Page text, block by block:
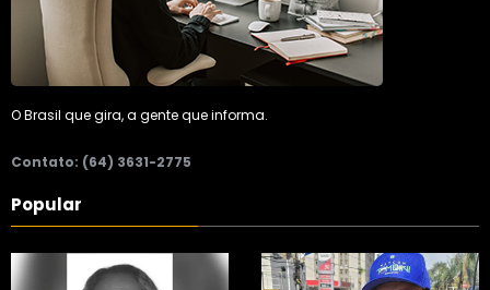
O Brasil que gira, a gente que informa.
Contato: (64) 3631-2775
Popular